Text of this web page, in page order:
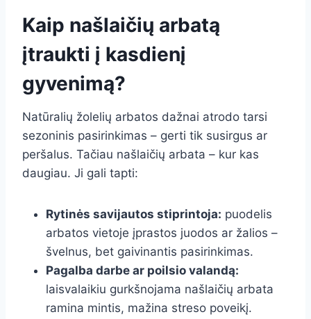
Kaip našlaičių arbatą
įtraukti į kasdienį
gyvenimą?
Natūralių žolelių arbatos dažnai atrodo tarsi
sezoninis pasirinkimas – gerti tik susirgus ar
peršalus. Tačiau našlaičių arbata – kur kas
daugiau. Ji gali tapti:
Rytinės savijautos stiprintoja: puodelis
arbatos vietoje įprastos juodos ar žalios –
švelnus, bet gaivinantis pasirinkimas.
Pagalba darbe ar poilsio valandą:
laisvalaikiu gurkšnojama našlaičių arbata
ramina mintis, mažina streso poveikį.